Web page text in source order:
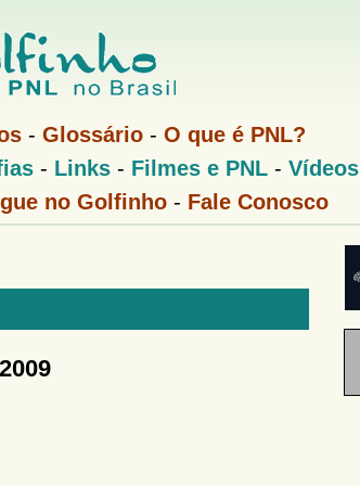
- Glossário - O que é PNL?
- Links- Filmes e PNL- Vídeos
no Golfinho- Fale Conosco